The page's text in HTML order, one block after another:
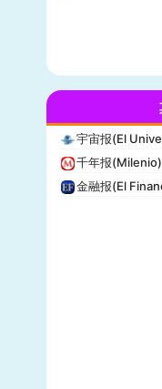
布赖特巴特新
美联社(AP)
洛杉矶时报
Insider
宇宙报(El
千年报(Milenio)
金融报(El